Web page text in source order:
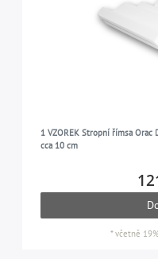
1 VZOREK Stropní římsa Orac
cca 10 cm
*včetně